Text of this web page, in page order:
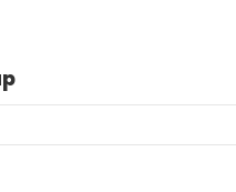
auswählen